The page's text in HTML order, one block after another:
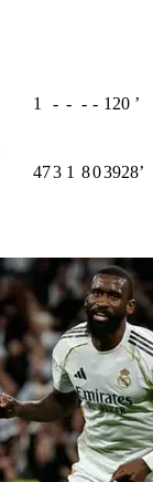
1 - - - - 120 ʼ
473 1 803928ʼ